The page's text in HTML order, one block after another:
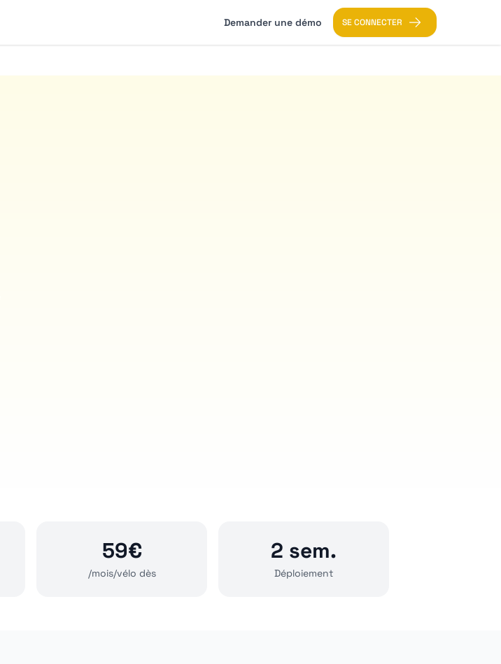
Demander une démo SE CONNECTER
59€
/mois/vélo dès
2 sem.
Déploiement